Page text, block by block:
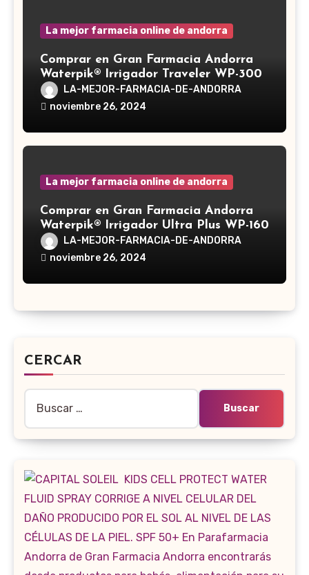
La mejor farmacia online de andorra
Comprar en Gran Farmacia Andorra
Waterpik® Irrigador Traveler WP-300
LA-MEJOR-FARMACIA-DE-ANDORRA
noviembre 26, 2024
La mejor farmacia online de andorra
Comprar en Gran Farmacia Andorra
Waterpik® Irrigador Ultra Plus WP-160
LA-MEJOR-FARMACIA-DE-ANDORRA
noviembre 26, 2024
CERCAR